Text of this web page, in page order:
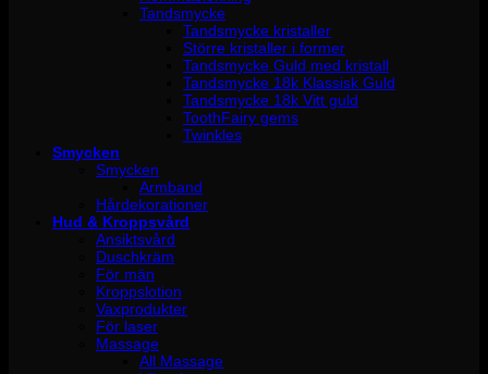
Tandsmycke
Tandsmycke kristaller
Större kristaller i former
Tandsmycke Guld med kristall
Tandsmycke 18k Klassisk Guld
Tandsmycke 18k Vitt guld
ToothFairy gems
Twinkles
Smycken
Smycken
Armband
Hårdekorationer
Hud & Kroppsvård
Ansiktsvård
Duschkräm
För män
Kroppslotion
Vaxprodukter
För laser
Massage
All Massage